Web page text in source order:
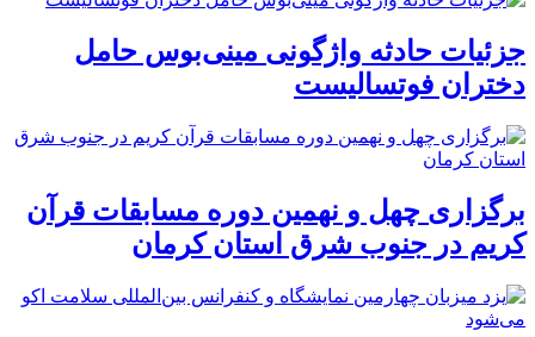
جزئیات حادثه واژگونی مینی‌بوس حامل
دختران فوتسالیست
برگزاری چهل و نهمین دوره مسابقات قرآن
کریم در جنوب شرق استان کرمان